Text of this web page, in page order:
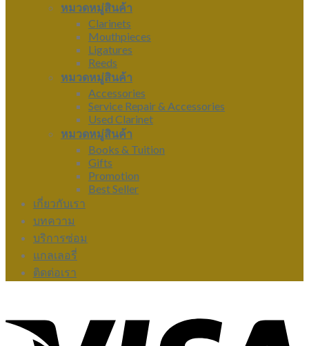
หมวดหมู่สินค้า
Clarinets
Mouthpieces
Ligatures
Reeds
หมวดหมู่สินค้า
Accessories
Service Repair & Accessories
Used Clarinet
หมวดหมู่สินค้า
Books & Tuition
Gifts
Promotion
Best Seller
เกี่ยวกับเรา
บทความ
บริการซ่อม
แกลเลอรี่
ติดต่อเรา